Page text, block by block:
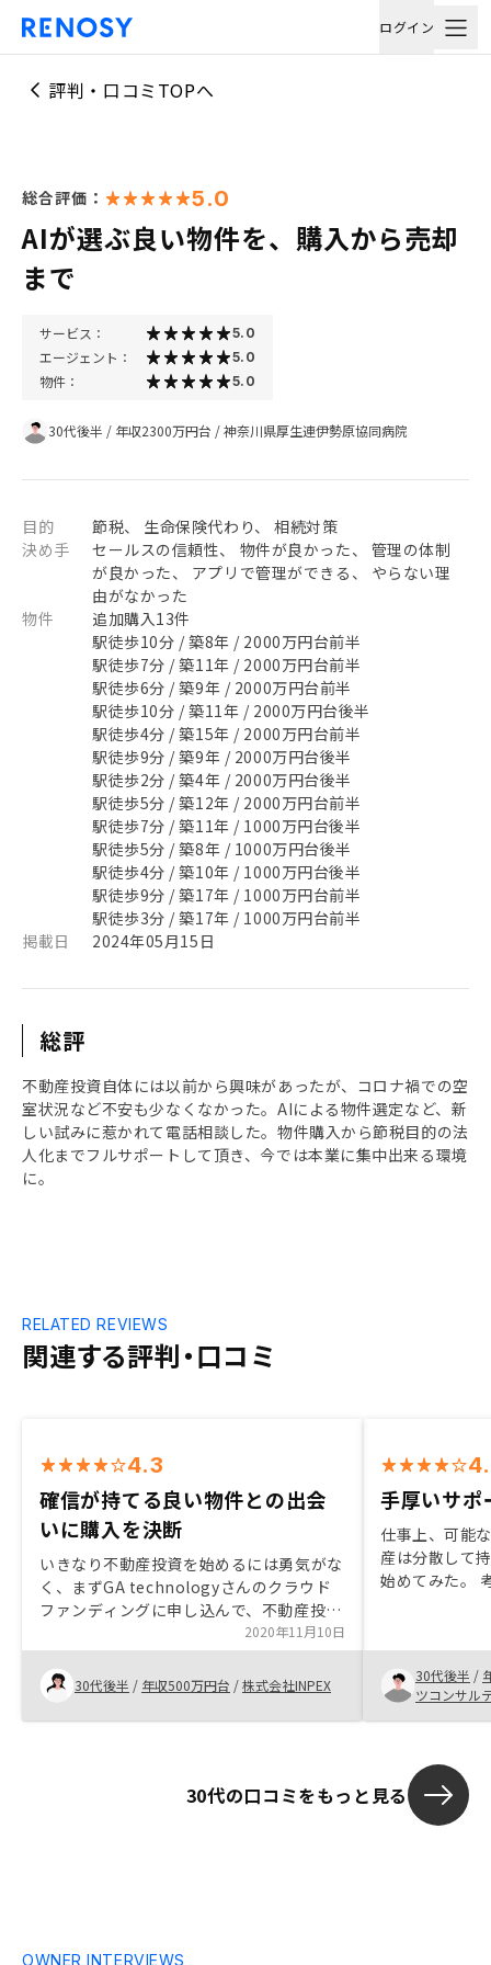
ログイン
評判・口コミTOPへ
総合評価： 5.0
AIが選ぶ良い物件を、購入から売却
まで
サービス： 5.0
エージェント： 5.0
物件： 5.0
30代後半 / 年収2300万円台 /神奈川県厚生連伊勢原協同病院
目的
節税、 生命保険代わり、 相続対策
決め手
セールスの信頼性、 物件が良かった、 管理の体制
が良かった、 アプリで管理ができる、 やらない理
由がなかった
物件
追加購入13件
駅徒歩10分 / 築8年 / 2000万円台前半
駅徒歩7分 / 築11年 / 2000万円台前半
駅徒歩6分 / 築9年 / 2000万円台前半
駅徒歩10分 / 築11年 / 2000万円台後半
駅徒歩4分 / 築15年 / 2000万円台前半
駅徒歩9分 / 築9年 / 2000万円台後半
駅徒歩2分 / 築4年 / 2000万円台後半
駅徒歩5分 / 築12年 / 2000万円台前半
駅徒歩7分 / 築11年 / 1000万円台後半
駅徒歩5分 / 築8年 / 1000万円台後半
駅徒歩4分 / 築10年 / 1000万円台後半
駅徒歩9分 / 築17年 / 1000万円台前半
駅徒歩3分 / 築17年 / 1000万円台前半
掲載日
2024年05月15日
総評
不動産投資自体には以前から興味があったが、コロナ禍での空
室状況など不安も少なくなかった。AIによる物件選定など、新
しい試みに惹かれて電話相談した。物件購入から節税目的の法
人化までフルサポートして頂き、今では本業に集中出来る環境
に。
関連する評判・口コミ
RELATED REVIEWS
4.3
確信が持てる良い物件との出会
いに購入を決断
いきなり不動産投資を始めるには勇気がな
く、まずGA technologyさんのクラウド
ファンディングに申し込んで、不動産投資
を体験しようと考え、申し込みました。そ
れと平行して、営業の方と何度かお話し、
具体的な物件のご提案を頂くなかで、明ら
かにこれは良い物件だ！と確信が持てるよ
うな出会いがありました。 偶然にも、ク
ば、出資予定だった金額を物件購入の頭金
が、アプリにLINEのようなチャット機能
2020年11月10日
30代後半 / 年収500万円台 /株式会社INPEX
手厚いサポ
仕事上、可能
産は分散して
始めてみた。
間が空いてし
始めてくれて
30代後半 /
ツコンサル
30代の口コミをもっと見る
OWNER INTERVIEWS